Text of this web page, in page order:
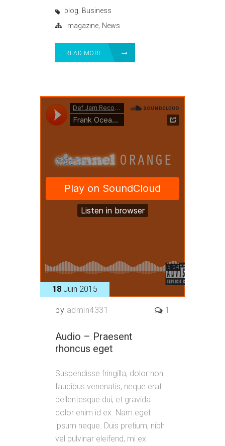
blog, Business
magazine, News
READ MORE
18 Juin 2015
by admin4331 1
Audio – Praesent
rhoncus eget
Suspendisse fringilla, dolor non
faucibus venenatis, neque erat
pellentesque dui, et gravida
dolor enim id ex. Nam eget
ipsum neque. Duis pretium, nibh
vel pulvinar eleifend, mi ex